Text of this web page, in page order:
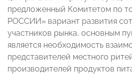
предложенный Комитетом по
РОССИИ» вариант развития
участников рынка, основным
является необходимость
представителей местного
производителей продуктов